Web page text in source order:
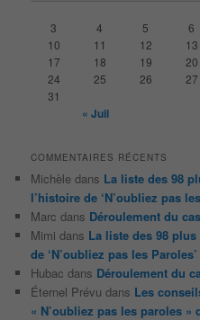
3
4 5 6
10
11 12 13
17
18 19 20
24
25 26 27
31
« Juil
COMMENTAIRES RÉCENTS
Michèle dans La liste des 98
l’histoire de ‘N’oubliez pas
Marc dans Déroulement du
Mimi dans La liste des 98
de ‘N’oubliez pas les Paroles’
Hubac dans Déroulement du
Éternel Prévu dans Les
« N’oubliez pas les paroles »